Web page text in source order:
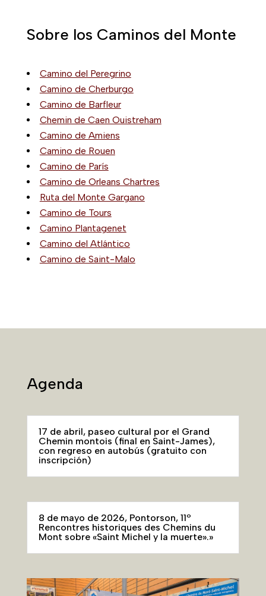
Sobre los Caminos del Monte
Camino del Peregrino
Camino de Cherburgo
Camino de Barfleur
Chemin de Caen Ouistreham
Camino de Amiens
Camino de Rouen
Camino de París
Camino de Orleans Chartres
Ruta del Monte Gargano
Camino de Tours
Camino Plantagenet
Camino del Atlántico
Camino de Saint-Malo
Agenda
17 de abril, paseo cultural por el Grand
Chemin montois (final en Saint-James),
con regreso en autobús (gratuito con
inscripción)
8 de mayo de 2026, Pontorson, 11º
Rencontres historiques des Chemins du
Mont sobre «Saint Michel y la muerte».»